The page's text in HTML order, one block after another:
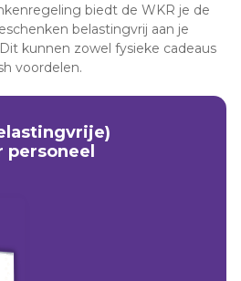
biedt de WKR je de
belastingvrij aan je
kunnen zowel fysieke cadeaus
voordelen.
personeel